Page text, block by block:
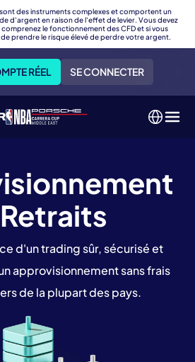
sont des instruments complexes et comportent un
d'argent en raison de l'effet de levier. Vous devez
le fonctionnement des CFD et si vous
prendre le risque élevé de perdre votre argent.
RÉEL SE CONNECTER
d'un trading sûr, sécurisé et
approvisionnement sans frais
de la plupart des pays.